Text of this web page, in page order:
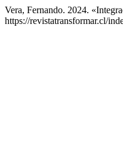
Vera, Fernando. 2024.
https://revistatransformar.cl/